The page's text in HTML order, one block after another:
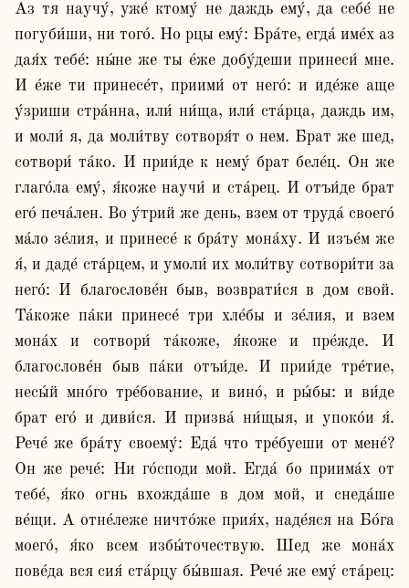
Аз тя научу́, уже́ ктому́ не даждь ему́, да себе́ не
погуби́ши, ни того́. Но рцы ему́: Бра́те, егда́ име́х аз
дая́х тебе́: ны́не же ты е́же добу́деши принеси́ мне.
И е́же ти принесе́т, приими́ от него́: и иде́же аще
у́зриши стра́нна, или́ ни́ща, или́ ста́рца, даждь им,
и моли́ я, да моли́тву сотворя́т о нем. Брат же шед,
сотвори́ та́ко. И прии́де к нему́ брат беле́ц. Он же
глаго́ла ему́, я́коже научи́ и ста́рец. И отъи́де брат
его́ печа́лен. Во у́трий же день, взем от труда́ своего́
ма́ло зе́лия, и принесе́ к бра́ту мона́ху. И изъе́м же
я́, и даде́ ста́рцем, и умоли́ их моли́тву сотвори́ти за
него́: И благослове́н быв, возврати́ся в дом свой.
Та́коже па́ки принесе́ три хле́бы и зе́лия, и взем
мона́х и сотвори́ та́коже, я́коже и пре́жде. И
благослове́н быв па́ки отъи́де. И прии́де тре́тие,
несы́й мно́го тре́бование, и вино́, и ры́бы: и ви́де
брат его́ и диви́ся. И призва́ ни́щыя, и упоко́и я́.
Рече́ же бра́ту своему́: Еда́ что тре́буеши от мене́?
Он же рече́: Ни го́споди мой. Егда́ бо приима́х от
тебе́, я́ко огнь вхожда́ше в дом мой, и снеда́ше
ве́щи. А отне́леже ничто́же прия́х, наде́яся на Бо́га
моего́, я́ко всем избы́точествую. Шед же мона́х
пове́да вся сия́ ста́рцу бы́вшая. Рече́ же ему́ ста́рец: